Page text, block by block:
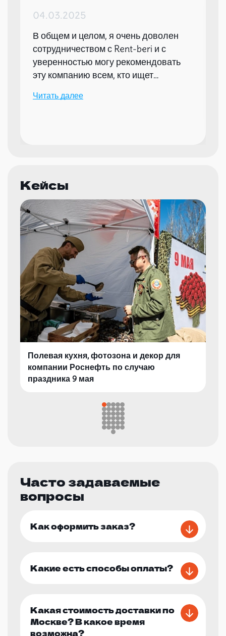
04.03.2025
В общем и целом, я очень доволен
сотрудничеством с Rent-beri и с
уверенностью могу рекомендовать
эту компанию всем, кто ищет
мероприятий.
Читать далее
Кейсы
Полевая кухня, фотозона и декор для
компании Роснефть по случаю
праздника 9 мая
Часто задаваемые
вопросы
Как оформить заказ?
Какие есть способы оплаты?
Какая стоимость доставки по
Москве? В какое время
возможна?